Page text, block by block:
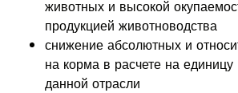
животных и высокой
продукцией животноводства
снижение абсолютных и
на корма в рас­чете на единицу
данной отрасли